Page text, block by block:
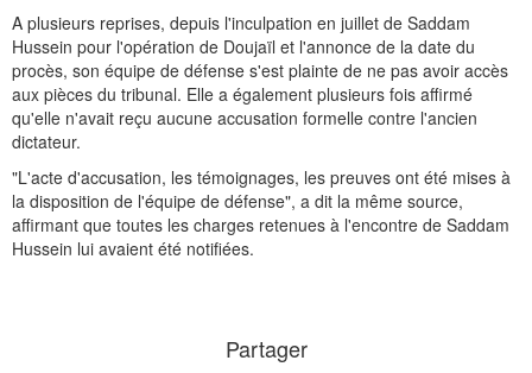
A plusieurs reprises, depuis l'inculpation en juillet de Saddam
Hussein pour l'opération de Doujaïl et l'annonce de la date du
procès, son équipe de défense s'est plainte de ne pas avoir accès
aux pièces du tribunal. Elle a également plusieurs fois affirmé
qu'elle n'avait reçu aucune accusation formelle contre l'ancien
dictateur.
"L'acte d'accusation, les témoignages, les preuves ont été mises à
la disposition de l'équipe de défense", a dit la même source,
affirmant que toutes les charges retenues à l'encontre de Saddam
Hussein lui avaient été notifiées.
Partager